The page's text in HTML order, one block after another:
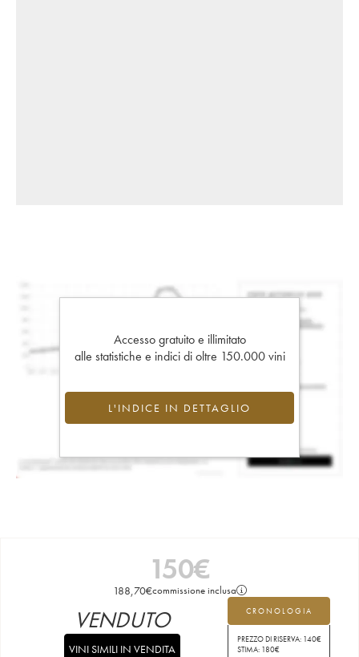
Accesso gratuito e illimitato
alle statistiche e indici di oltre 150.000 vini
L'INDICE IN DETTAGLIO
150€
188,70€commissione inclusa
CRONOLOGIA
PREZZO DI RISERVA: 140€
STIMA: 180€
VENDUTO
VINI SIMILI IN VENDITA